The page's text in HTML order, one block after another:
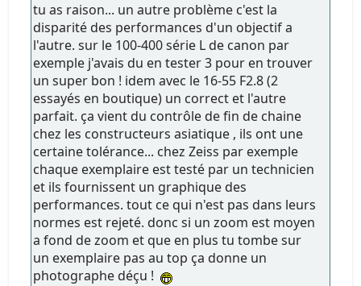
tu as raison... un autre problème c'est la
disparité des performances d'un objectif a
l'autre. sur le 100-400 série L de canon par
exemple j'avais du en tester 3 pour en trouver
un super bon ! idem avec le 16-55 F2.8 (2
essayés en boutique) un correct et l'autre
parfait. ça vient du contrôle de fin de chaine
chez les constructeurs asiatique , ils ont une
certaine tolérance... chez Zeiss par exemple
chaque exemplaire est testé par un technicien
et ils fournissent un graphique des
performances. tout ce qui n'est pas dans leurs
normes est rejeté. donc si un zoom est moyen
a fond de zoom et que en plus tu tombe sur
un exemplaire pas au top ça donne un
photographe déçu !